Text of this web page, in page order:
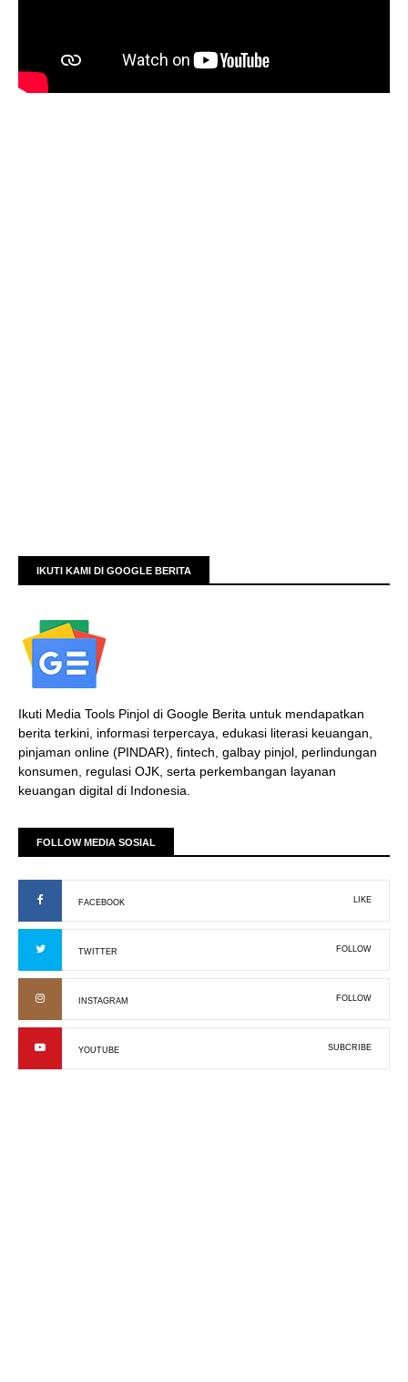
IKUTI KAMI DI GOOGLE BERITA
Ikuti Media Tools Pinjol di Google Berita untuk mendapatkan
berita terkini, informasi terpercaya, edukasi literasi keuangan,
pinjaman online (PINDAR), fintech, galbay pinjol, perlindungan
konsumen, regulasi OJK, serta perkembangan layanan
keuangan digital di Indonesia.
FOLLOW MEDIA SOSIAL
FACEBOOK LIKE
TWITTER FOLLOW
INSTAGRAM FOLLOW
YOUTUBE SUBCRIBE